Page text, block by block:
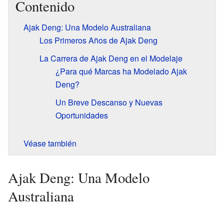
Contenido
Ajak Deng: Una Modelo Australiana
Los Primeros Años de Ajak Deng
La Carrera de Ajak Deng en el Modelaje
¿Para qué Marcas ha Modelado Ajak
Deng?
Un Breve Descanso y Nuevas
Oportunidades
Véase también
Ajak Deng: Una Modelo
Australiana